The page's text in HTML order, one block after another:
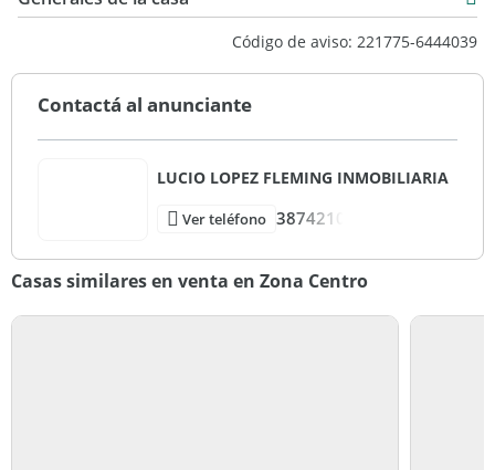
Código de aviso: 221775-6444039
Contactá al anunciante
LUCIO LOPEZ FLEMING INMOBILIARIA
Ver teléfono 3874210
Casas similares en venta en Zona Centro